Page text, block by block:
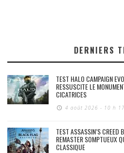
DERNIERS
TEST HALO CAMPAIGN
RESSUSCITE LE
CICATRICES
4 août 2026 - 10 h 17
TEST ASSASSIN’S CREED
REMASTER SOMPTUEUX
CLASSIQUE